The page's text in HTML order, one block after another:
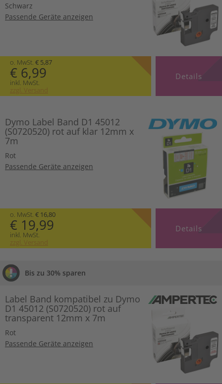
Schwarz
Passende Geräte anzeigen
o. MwSt. € 5,87
€ 6,99
inkl. MwSt.
zzgl. Versand
Details
Dymo Label Band D1 45012
(S0720520) rot auf klar 12mm x
7m
Rot
Passende Geräte anzeigen
o. MwSt. € 16,80
€ 19,99
inkl. MwSt.
zzgl. Versand
Details
Bis zu 30% sparen
Label Band kompatibel zu Dymo
D1 45012 (S0720520) rot auf
transparent 12mm x 7m
Rot
Passende Geräte anzeigen